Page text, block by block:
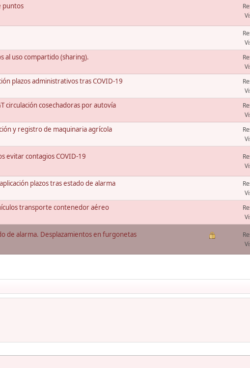
puntos
al uso compartido (sharing).
plazos administrativos tras COVID-19
circulación cosechadoras por autovía
y registro de maquinaria agrícola
evitar contagios COVID-19
plazos tras estado de alarma
transporte contenedor aéreo
de alarma. Desplazamientos en furgonetas